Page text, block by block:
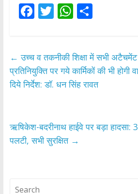
F
b
o
o
T
er
W
s
A
p
S
e
← उच्च व तकनीकी शिक्षा में सभी अटैचमेंट
प्रतिनियुक्ति पर गये कार्मिकों की भी होगी
दिये निर्देश: डॉ. धन सिंह रावत
ऋषिकेश-बदरीनाथ हाईवे पर बड़ा हादसा:
पलटी, सभी सुरक्षित →